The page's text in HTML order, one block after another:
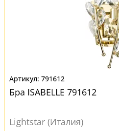
791612
Бра ISABELLE 791612
Lightstar (Италия)